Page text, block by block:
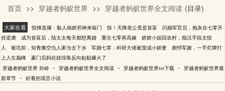
卦岭
首页 >> 穿越者蚂蚁世界 >> 穿越者蚂蚁世界全文阅读 (目录)
大家在看 惊悚直播：黏人病娇邪神来敲门 惊！天降老公竟是首富
闪婚军官后，炮灰在七零开
挂逆袭
成为首富后，陆太太每天都想离婚 重生七零再高嫁
娇娇小姐回农村，痴汉手段太惊
人
被坑前，知青搬空仇人家当去下乡 军婚七零：科研大佬被宠成小娇妻
彪悍军嫂，一手烂牌打
上人生巅峰
豪门后妈在娃综靠反向贴贴爆火了
穿越者蚂蚁世界 卦岭 - 穿越者蚂蚁世界全文阅读 - 穿越者蚂蚁世界txt下载 -
穿越者蚂蚁世界最
新章节 - 好看的现言小说